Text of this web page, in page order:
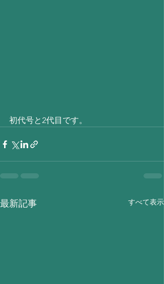
初代号と2代目です。
最新記事 すべて表示